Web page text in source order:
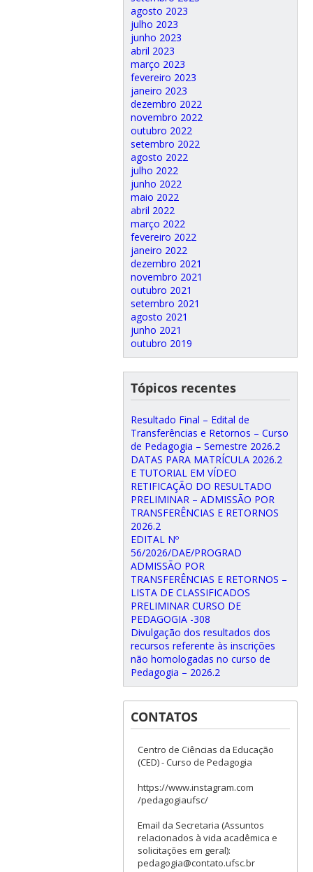
agosto 2023
julho 2023
junho 2023
abril 2023
março 2023
fevereiro 2023
janeiro 2023
dezembro 2022
novembro 2022
outubro 2022
setembro 2022
agosto 2022
julho 2022
junho 2022
maio 2022
abril 2022
março 2022
fevereiro 2022
janeiro 2022
dezembro 2021
novembro 2021
outubro 2021
setembro 2021
agosto 2021
junho 2021
outubro 2019
Tópicos recentes
Resultado Final – Edital de
Transferências e Retornos – Curso
de Pedagogia – Semestre 2026.2
DATAS PARA MATRÍCULA 2026.2
E TUTORIAL EM VÍDEO
RETIFICAÇÃO DO RESULTADO
PRELIMINAR – ADMISSÃO POR
TRANSFERÊNCIAS E RETORNOS
2026.2
EDITAL Nº
56/2026/DAE/PROGRAD
ADMISSÃO POR
TRANSFERÊNCIAS E RETORNOS –
LISTA DE CLASSIFICADOS
PRELIMINAR CURSO DE
PEDAGOGIA -308
Divulgação dos resultados dos
recursos referente às inscrições
não homologadas no curso de
Pedagogia – 2026.2
CONTATOS
Centro de Ciências da Educação
(CED) - Curso de Pedagogia
https://www.instagram.com
/pedagogiaufsc/
Email da Secretaria (Assuntos
relacionados à vida acadêmica e
solicitações em geral):
pedagogia@contato.ufsc.br